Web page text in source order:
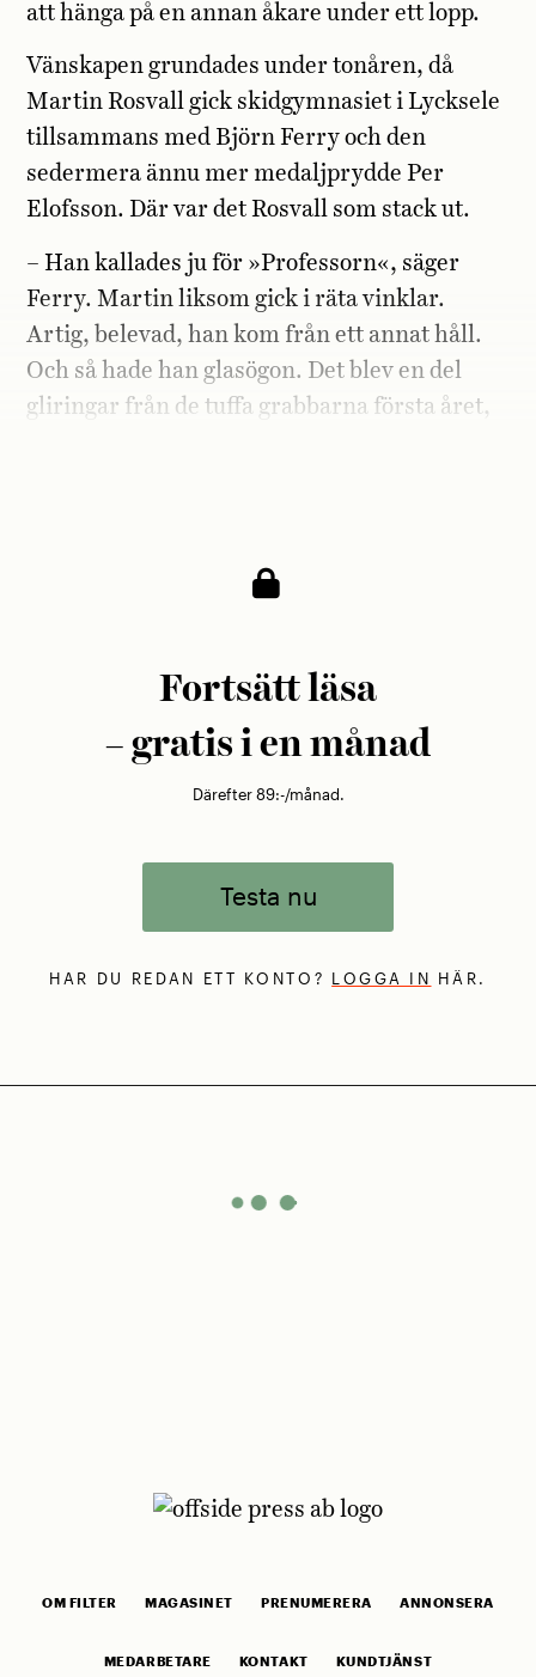
att hänga på en annan åkare under ett lopp.
Vänskapen grundades under tonåren, då
Martin Rosvall gick skidgymnasiet i Lycksele
tillsammans med Björn Ferry och den
sedermera ännu mer medaljprydde Per
Elofsson. Där var det Rosvall som stack ut.
– Han kallades ju för »Professorn«, säger
Ferry. Martin liksom gick i räta vinklar.
Artig, belevad, han kom från ett annat håll.
Och så hade han glasögon. Det blev en del
gliringar från de tuffa grabbarna första året,
Fortsätt läsa
– gratis i en månad
Därefter 89:-/månad.
Testa nu
HAR DU REDAN ETT KONTO? LOGGA IN HÄR.
OM FILTER MAGASINET PRENUMERERA ANNONSERA
MEDARBETARE KONTAKT KUNDTJÄNST